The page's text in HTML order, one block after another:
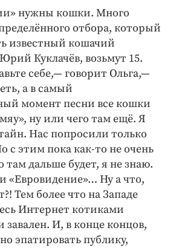
нужны кошки. Много
отбора, который
известный кошачий
Куклачёв, возьмут 15.
себе,— говорит Ольга,—
а в самый
момент песни все кошки
ну или чего там ещё. Я
Нас попросили только
с этим пока как-то не очень
там дальше будет, я не знаю.
Ну а что,
Тем более что на Западе
Интернет котиками
И, в конце концов,
эпатировать публику,